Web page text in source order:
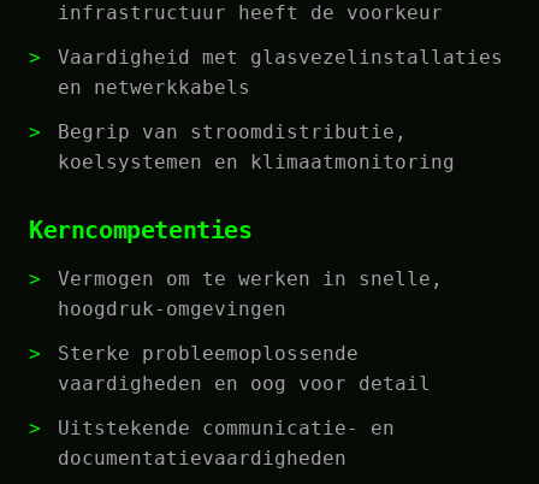
infrastructuur heeft de voorkeur
Vaardigheid met glasvezelinstallaties
en netwerkkabels
Begrip van stroomdistributie,
koelsystemen en klimaatmonitoring
Kerncompetenties
Vermogen om te werken in snelle,
hoogdruk-omgevingen
Sterke probleemoplossende
vaardigheden en oog voor detail
Uitstekende communicatie- en
documentatievaardigheden